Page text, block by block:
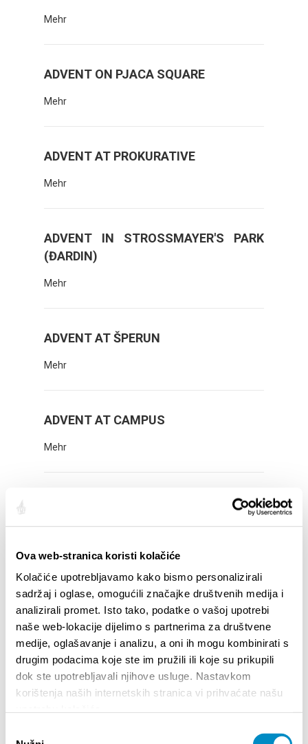
Ova web-stranica koristi kolačiće
Kolačiće upotrebljavamo kako bismo personalizirali
sadržaj i oglase, omogućili značajke društvenih medija i
analizirali promet. Isto tako, podatke o vašoj upotrebi
naše web-lokacije dijelimo s partnerima za društvene
medije, oglašavanje i analizu, a oni ih mogu kombinirati s
drugim podacima koje ste im pružili ili koje su prikupili
dok ste upotrebljavali njihove usluge. Nastavkom
korištenja naših internetskih stranica vi prihvaćate našu
Mehr
ADVENT ON PJACA SQUARE
Mehr
ADVENT AT PROKURATIVE
Mehr
ADVENT IN STROSSMAYER'S PARK
(ĐARDIN)
Mehr
ADVENT AT ŠPERUN
Mehr
ADVENT AT CAMPUS
Mehr
Mehr
ADVENT IN STOBREČ
Mehr
ADVENT IN OBROV STREET
Mehr